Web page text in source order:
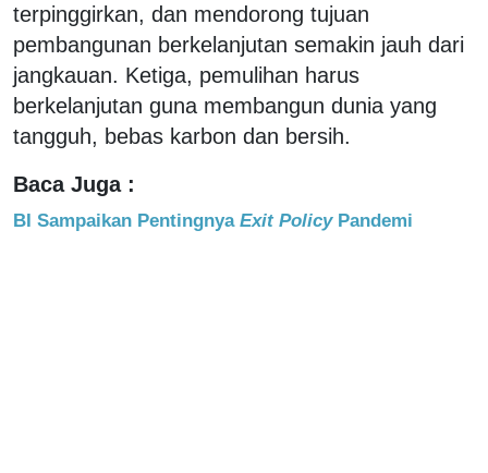
terpinggirkan, dan mendorong tujuan
pembangunan berkelanjutan semakin jauh dari
jangkauan. Ketiga, pemulihan harus
berkelanjutan guna membangun dunia yang
tangguh, bebas karbon dan bersih.
Baca Juga :
BI Sampaikan PentingnyaExit Policy Pandemi